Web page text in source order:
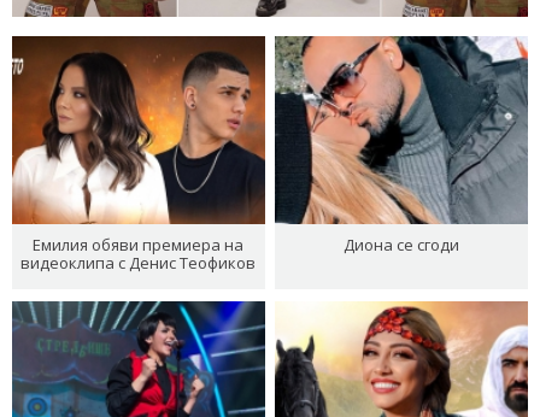
Емилия обяви премиера на
видеоклипа с Денис Теофиков
Диона се сгоди